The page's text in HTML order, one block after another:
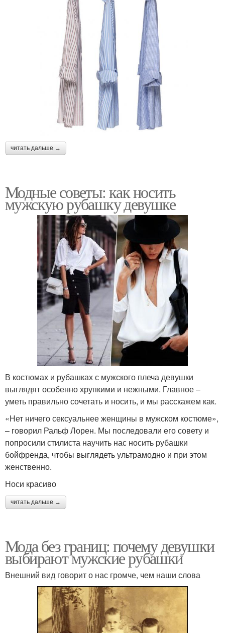
читать дальше →
Модные советы: как носить
мужскую рубашку девушке
В костюмах и рубашках с мужского плеча девушки
выглядят особенно хрупкими и нежными. Главное –
уметь правильно сочетать и носить, и мы расскажем как.
«Нет ничего сексуальнее женщины в мужском костюме»,
– говорил Ральф Лорен. Мы последовали его совету и
попросили стилиста научить нас носить рубашки
бойфренда, чтобы выглядеть ультрамодно и при этом
женственно.
Носи красиво
читать дальше →
Мода без границ: почему девушки
выбирают мужские рубашки
Внешний вид говорит о нас громче, чем наши слова